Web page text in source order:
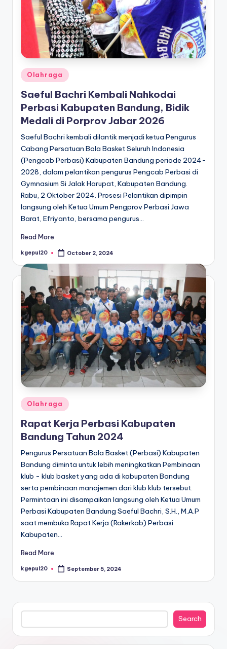
Posted
in
Olahraga
Saeful Bachri Kembali Nahkodai
Perbasi Kabupaten Bandung, Bidik
Medali di Porprov Jabar 2026
Saeful Bachri kembali dilantik menjadi ketua Pengurus
Cabang Persatuan Bola Basket Seluruh Indonesia
(Pengcab Perbasi) Kabupaten Bandung periode 2024-
2028, dalam pelantikan pengurus Pengcab Perbasi di
Gymnasium Si Jalak Harupat, Kabupaten Bandung.
Rabu, 2 Oktober 2024. Prosesi Pelantikan dipimpin
langsung oleh Ketua Umum Pengprov Perbasi Jawa
Barat, Efriyanto, bersama pengurus…
Read More
Posted
kgepul20 October 2, 2024
Posted
Olahraga
Rapat Kerja Perbasi Kabupaten
Bandung Tahun 2024
Pengurus Persatuan Bola Basket (Perbasi) Kabupaten
Bandung diminta untuk lebih meningkatkan Pembinaan
klub - klub basket yang ada di kabupaten Bandung
serta pembinaan manajemen dari klub klub tersebut.
Permintaan ini disampaikan langsung oleh Ketua Umum
Perbasi Kabupaten Bandung Saeful Bachri, S.H., M.A.P
saat membuka Rapat Kerja (Rakerkab) Perbasi
Kabupaten…
Read More
Posted
kgepul20 September 5, 2024
Search
Search